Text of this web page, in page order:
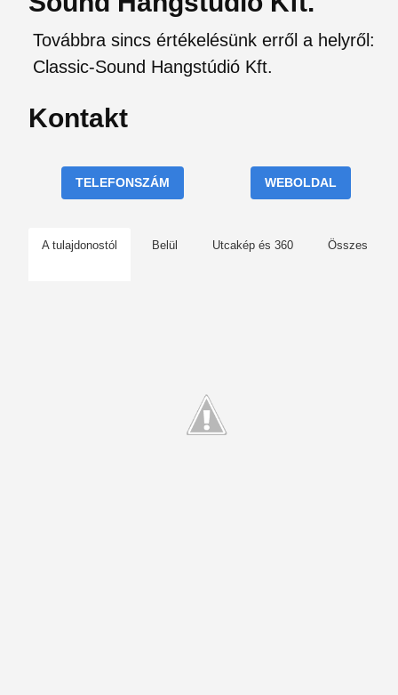
Továbbra sincs értékelésünk erről a helyről:
Classic-Sound Hangstúdió Kft.
Kontakt
TELEFONSZÁM WEBOLDAL
A tulajdonostól Belül Utcakép és 360 Összes